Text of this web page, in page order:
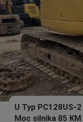
U Typ PC128US-
Moc silnika 85 KM